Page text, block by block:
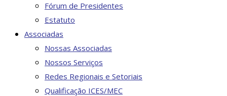
Fórum de Presidentes
Estatuto
Associadas
Nossas Associadas
Nossos Serviços
Redes Regionais e Setoriais
Qualificação ICES/MEC